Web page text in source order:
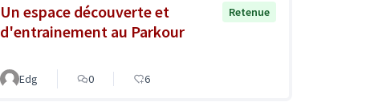
Un espace découverte et
d'entrainement au Parkour
Retenue
Edg 0 6